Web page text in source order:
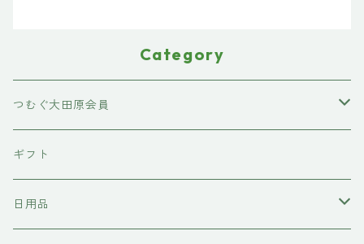
Category
つむぐ大田原会員
東京石材
岩上商店
ギフト
日用品